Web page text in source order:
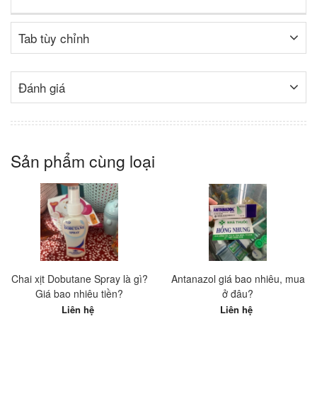
Tab tùy chỉnh
Đánh giá
Sản phẩm cùng loại
Chai xịt Dobutane Spray là gì?
Giá bao nhiêu tiền?
Liên hệ
Antanazol giá bao nhiêu, mua
ở đâu?
Liên hệ